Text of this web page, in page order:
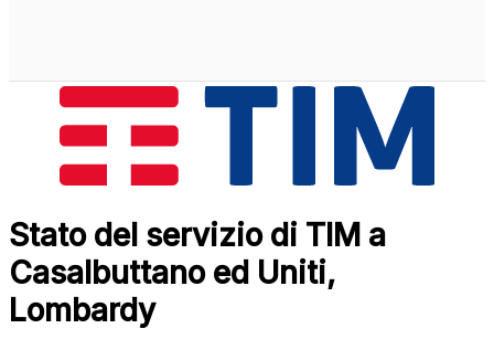
Stato del servizio di TIM a
Casalbuttano ed Uniti,
Lombardy